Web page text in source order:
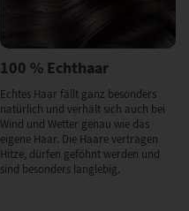
100 % Echthaar
Echtes Haar fällt ganz besonders
natürlich und verhält sich auch bei
Wind und Wetter genau wie das
eigene Haar. Die Haare vertragen
Hitze, dürfen geföhnt werden und
sind besonders langlebig.